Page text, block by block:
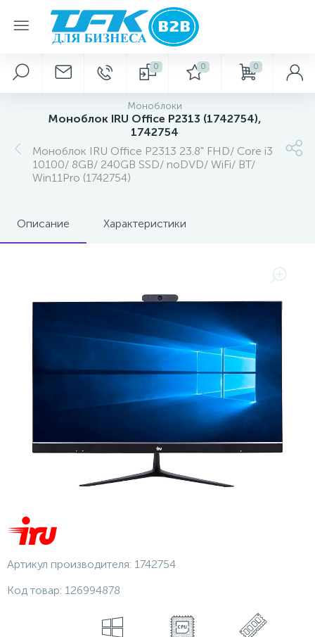
0 0 0
Моноблоки
Моноблок IRU Office P2313 (1742754),
1742754
Моноблок IRU Office P2313 23.8" FHD/ Core i3
10100/ 8GB/ 240GB SSD/ noDVD/ WiFi/ BT/
Win11Pro (1742754)
Описание Характеристики
Артикул производителя: 1742754
Код товар: 126994878